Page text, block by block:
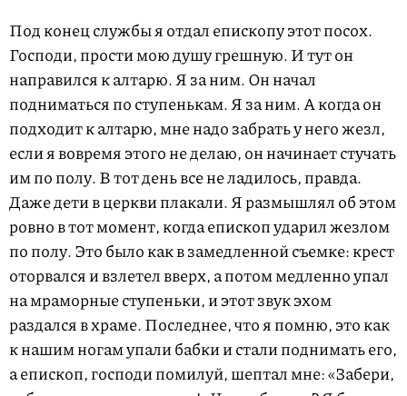
Под конец службы я отдал епископу этот посох.
Господи, прости мою душу грешную. И тут он
направился к алтарю. Я за ним. Он начал
подниматься по ступенькам. Я за ним. А когда он
подходит к алтарю, мне надо забрать у него жезл,
если я вовремя этого не делаю, он начинает стучать
им по полу. В тот день все не ладилось, правда.
Даже дети в церкви плакали. Я размышлял об этом
ровно в тот момент, когда епископ ударил жезлом
по полу. Это было как в замедленной съемке: крест
оторвался и взлетел вверх, а потом медленно упал
на мраморные ступеньки, и этот звук эхом
раздался в храме. Последнее, что я помню, это как
к нашим ногам упали бабки и стали поднимать его,
а епископ, господи помилуй, шептал мне: «Забери,